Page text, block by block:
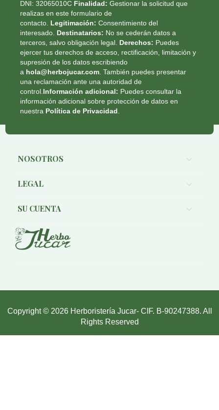
DNI: 32065010C Finalidad: Gestionar la solicitud que
realizas en este formulario de
contacto. Legitimación: Consentimiento del
interesado. Destinatarios: No se cederán datos a
terceros, salvo obligación legal. Derechos: Puedes
ejercer tus derechos de acceso, rectificación, limitación y
supresión de los datos escribiendo
a hola@herbojucar.com . También puedes presentar
una reclamación ante una autoridad de
control. Información adicional: Puedes consultar la
información adicional sobre protección de datos en
nuestra Política de Privacidad
NOSOTROS
LEGAL
SU CUENTA
Copyright © 2026 Herboristería Jucar- CIF. B-90247388. All
Rights Reserved